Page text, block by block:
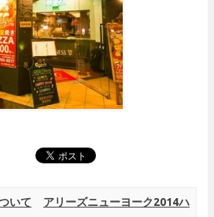
いて
アリーズニューヨーク2014ハ